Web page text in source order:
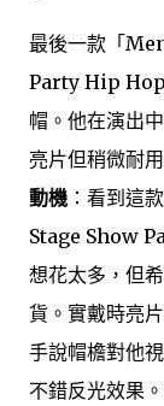
最後一款「
Party Hip
帽。他在演出
亮片但稍微耐
動機 ：看到這
Stage Show
想花太多，但
貨。實戴時亮
手說帽檐對他
不錯反光效果。